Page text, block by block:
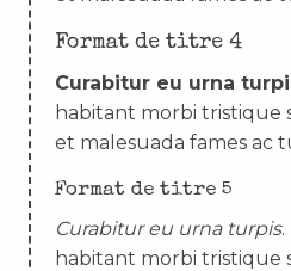
Format de titre 4
Curabitur eu urna
habitant morbi tristique
et malesuada fames ac
Format de titre 5
Curabitur eu urna turpis
habitant morbi tristique